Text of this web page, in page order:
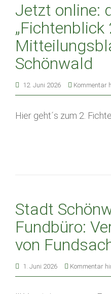
Jetzt online:
Schönwald
12. Juni 2026 Kommentar
Hier geht´s zum 2.
Stadt
Fundbüro:
von
1. Juni 2026 Kommentar